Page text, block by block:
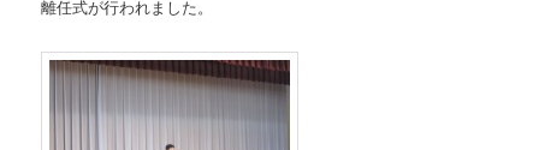
離任式が行われました。